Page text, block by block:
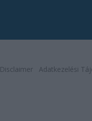
Disclaimer Adatkezelési